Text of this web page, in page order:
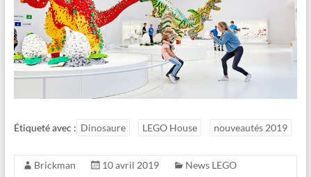
Étiqueté avec : Dinosaure LEGO House nouveautés 2019
Brickman 10 avril 2019
News LEGO